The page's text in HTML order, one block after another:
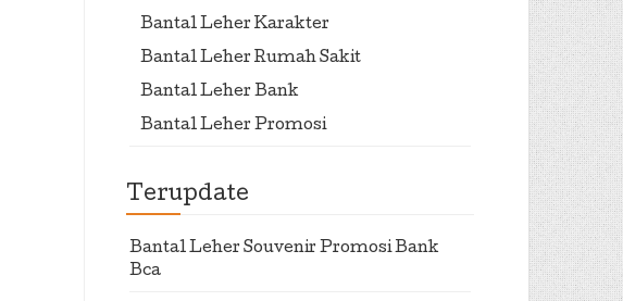
Bantal Leher Karakter
Bantal Leher Rumah Sakit
Bantal Leher Bank
Bantal Leher Promosi
Terupdate
Bantal Leher Souvenir Promosi Bank
Bca